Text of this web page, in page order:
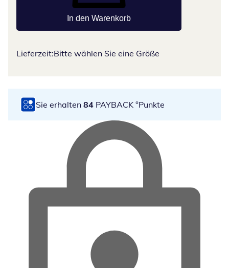
In den Warenkorb
Lieferzeit:Bitte wählen Sie eine Größe
Sie erhalten 84 PAYBACK °Punkte